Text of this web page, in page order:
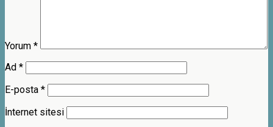
Yorum *
Ad *
E-posta *
İnternet sitesi